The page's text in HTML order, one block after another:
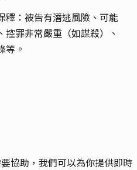
釋：被告有潛逃風險、可能
罪非常嚴重（如謀殺）、
等。
協助，我們可以為你提供即時